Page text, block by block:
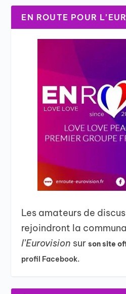
EN ROUTE POUR
Les amateurs de
rejoindront la
l’Eurovision surson site
profil Facebook.